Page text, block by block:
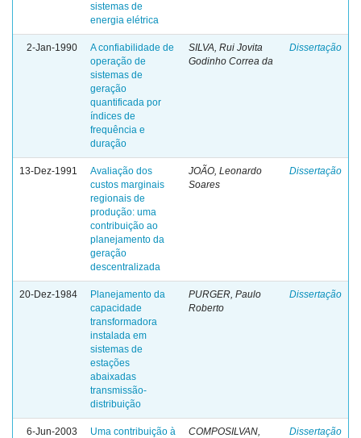
sistemas de
energia elétrica
2-Jan-1990
A confiabilidade de
operação de
sistemas de
geração
quantificada por
índices de
frequência e
duração
SILVA, Rui Jovita
Godinho Correa da
Dissertação
13-Dez-1991
Avaliação dos
custos marginais
regionais de
produção: uma
contribuição ao
planejamento da
geração
descentralizada
JOÃO, Leonardo
Soares
Dissertação
20-Dez-1984
Planejamento da
capacidade
transformadora
instalada em
sistemas de
estações
abaixadas
transmissão-
distribuição
PURGER, Paulo
Roberto
Dissertação
6-Jun-2003
Uma contribuição à
COMPOSILVAN,
Dissertação